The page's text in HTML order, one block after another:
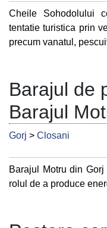
Cheile Sohodolului
tentatie turistica prin
precum vanatul,
Barajul de
Barajul
Gorj > Closani
Barajul Motru din
rolul de a produce